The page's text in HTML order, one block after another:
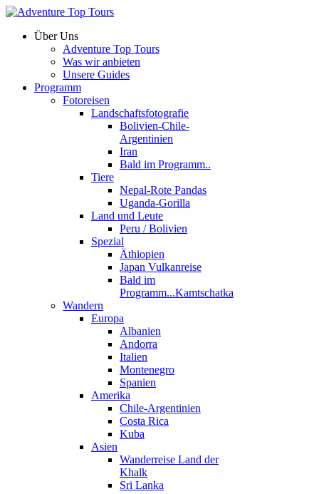
Über Uns
Adventure Top Tours
Was wir anbieten
Unsere Guides
Programm
Fotoreisen
Landschaftsfotografie
Bolivien-Chile-
Argentinien
Iran
Bald im Programm..
Tiere
Nepal-Rote Pandas
Uganda-Gorilla
Land und Leute
Peru / Bolivien
Spezial
Äthiopien
Japan Vulkanreise
Bald im
Programm...Kamtschatka
Wandern
Europa
Albanien
Andorra
Italien
Montenegro
Spanien
Amerika
Chile-Argentinien
Costa Rica
Kuba
Asien
Wanderreise Land der
Khalk
Sri Lanka